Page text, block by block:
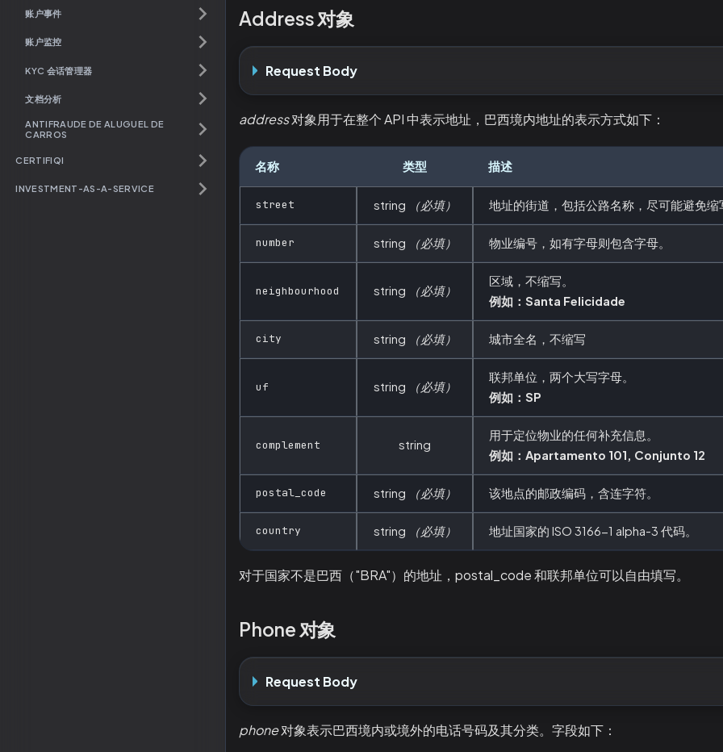
账户事件
账户监控
KYC 会话管理器
文档分析
ANTIFRAUDE DE ALUGUEL DE
CARROS
CERTIFIQI
INVESTMENT-AS-A-SERVICE
Address 对象
Request Body
address对象用于在整个 API 中表示地址，巴西境内地址的表示方式如下：
名称 类型 描述
street string （必填） 地址的街道，包括公路名称，尽可能避免缩
number string （必填） 物业编号，如有字母则包含字母。
neighbourhood string （必填）
区域，不缩写。
例如：Santa Felicidade
city string （必填） 城市全名，不缩写
uf string （必填）
联邦单位，两个大写字母。
例如：SP
complement string
用于定位物业的任何补充信息。
例如：Apartamento 101, Conjunto 12
postal_code string （必填） 该地点的邮政编码，含连字符。
country string （必填） 地址国家的 ISO 3166-1 alpha-3 代码。
对于国家不是巴西（"BRA"）的地址，postal_code 和联邦单位可以自由填写。
Phone 对象
Request Body
phone对象表示巴西境内或境外的电话号码及其分类。字段如下：